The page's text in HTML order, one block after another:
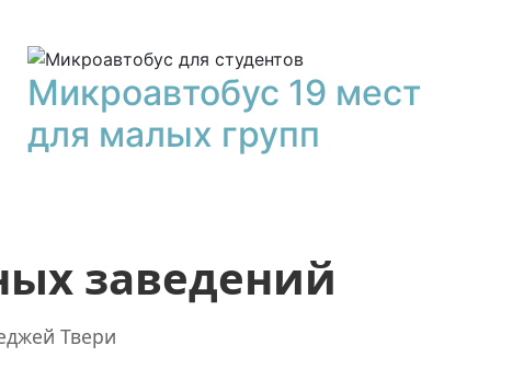
Микроавтобус 19 мест
для малых групп
заведений
Твери